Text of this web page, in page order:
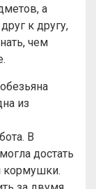
а
к другу,
чем
из
В
достать
кормушки.